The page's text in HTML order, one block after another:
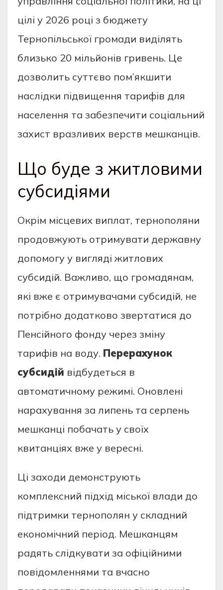
цілі у 2026 році з бюджету
Тернопільської громади виділять
близько 20 мільйонів гривень. Це
дозволить суттєво пом’якшити
наслідки підвищення тарифів для
населення та забезпечити соціальний
захист вразливих верств мешканців.
Що буде з житловими
субсидіями
Окрім місцевих виплат, тернополяни
продовжують отримувати державну
допомогу у вигляді житлових
субсидій. Важливо, що громадянам,
які вже є отримувачами субсидій, не
потрібно додатково звертатися до
Пенсійного фонду через зміну
тарифів на воду. Перерахунок
субсидій відбудеться в
автоматичному режимі. Оновлені
нарахування за липень та серпень
мешканці побачать у своїх
квитанціях вже у вересні.
Ці заходи демонструють
комплексний підхід міської влади до
підтримки тернополян у складний
економічний період. Мешканцям
радять слідкувати за офіційними
повідомленнями та вчасно